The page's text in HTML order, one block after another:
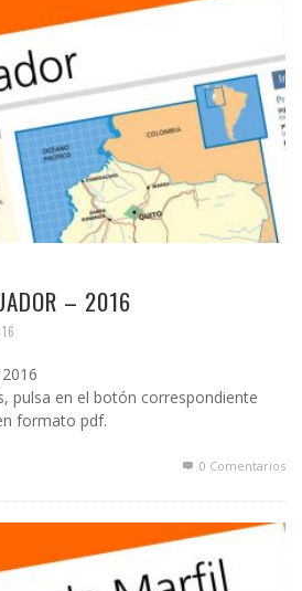
– 2016
pulsa en el botón correspondiente
formato pdf.
0 Comentarios